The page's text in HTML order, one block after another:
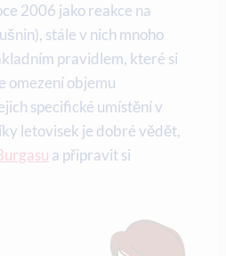
2006 jako reakce na
stále v nich mnoho
pravidlem, které si
omezení objemu
specifické umístění v
letovisek je dobré vědět,
a připravit si